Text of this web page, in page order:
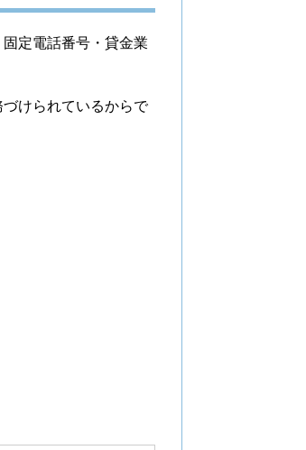
定電話番号・貸金業
けられているからで